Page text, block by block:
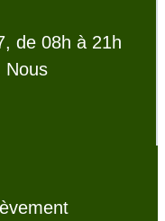
de 08h à 21h
Nous